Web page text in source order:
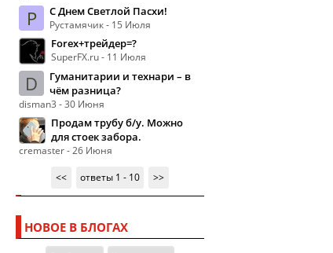
Р С Днем Светлой Пасхи!
Рустамячик - 15 Июля
Forex+трейдер=?
SuperFX.ru - 11 Июля
D
Гуманитарии и технари – в
чём разница?
disman3 - 30 Июня
Продам трубу б/у. Можно
для стоек забора.
cremaster - 26 Июня
<<
ответы 1 - 10 >>
НОВОЕ В БЛОГАХ